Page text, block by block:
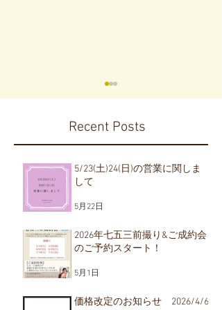
2026年七五三前撮り&ご
成約会のご予約スター
ト！
Recent Posts
5/23(土)24(日)の営業に関しま
して
5月22日
2026年七五三前撮り&ご成約会
のご予約スタート！
5月1日
価格改定のお知らせ 2026/4/6